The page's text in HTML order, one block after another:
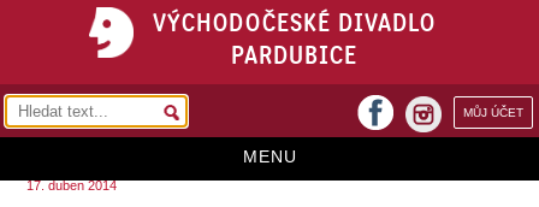
VÝCHODOČESKÉ DIVADLO
PARDUBICE
MŮJ ÚČET
facebook
MENU
17. duben 2014